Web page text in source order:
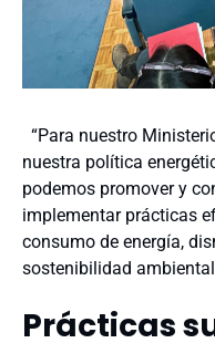
“Para nuestro
nuestra política
podemos promover y
implementar prácticas
consumo de energía,
sostenibilidad
Prácticas